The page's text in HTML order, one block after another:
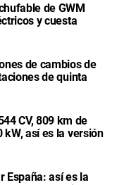
de GWM
y cuesta
de cambios de
de quinta
CV, 809 km de
así es la versión
España: así es la